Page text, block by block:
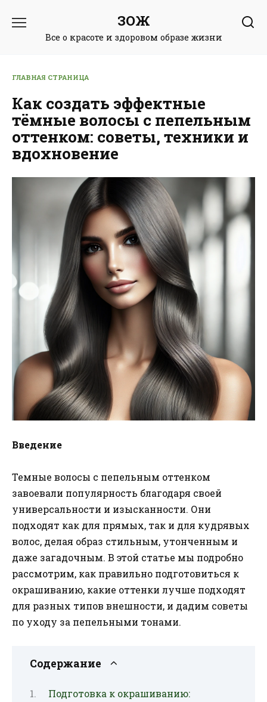
содержанию
ЗОЖ
Все о красоте и здоровом образе жизни
ГЛАВНАЯ СТРАНИЦА
Как создать эффектные
тёмные волосы с пепельным
оттенком: советы, техники и
вдохновение
Введение
Темные волосы с пепельным оттенком
завоевали популярность благодаря своей
универсальности и изысканности. Они
подходят как для прямых, так и для кудрявых
волос, делая образ стильным, утонченным и
даже загадочным. В этой статье мы подробно
рассмотрим, как правильно подготовиться к
окрашиванию, какие оттенки лучше подходят
для разных типов внешности, и дадим советы
по уходу за пепельными тонами.
Содержание
Подготовка к окрашиванию: